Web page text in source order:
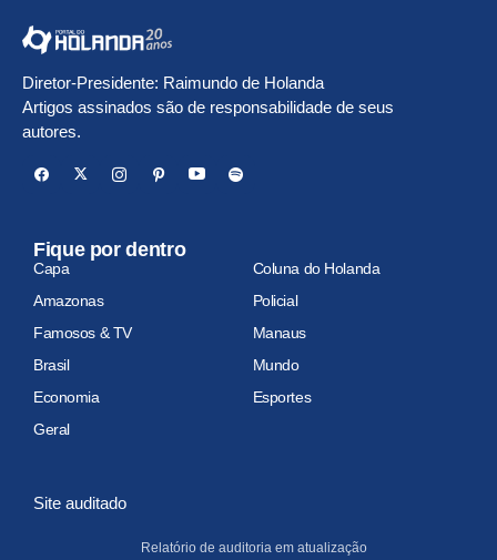
Diretor-Presidente: Raimundo de Holanda
Artigos assinados são de responsabilidade de seus
autores.
Fique por dentro
Capa
Coluna do Holanda
Amazonas
Policial
Famosos & TV
Manaus
Brasil
Mundo
Economia
Esportes
Geral
Site auditado
Relatório de auditoria em atualização